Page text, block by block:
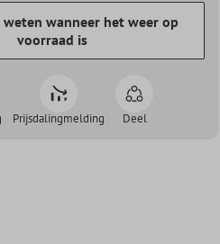
weten wanneer het weer op
voorraad is
Prijsdalingmelding Deel